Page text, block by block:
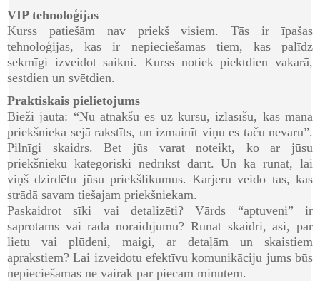
VIP tehnoloģijas
Kurss patiešām nav priekš visiem. Tās ir īpašas
tehnoloģijas, kas ir nepieciešamas tiem, kas palīdz
sekmīgi izveidot saikni. Kurss notiek piektdien vakarā,
sestdien un svētdien.
Praktiskais pielietojums
Bieži jautā: “Nu atnākšu es uz kursu, izlasīšu, kas mana
priekšnieka sejā rakstīts, un izmainīt viņu es taču nevaru”.
Pilnīgi skaidrs. Bet jūs varat noteikt, ko ar jūsu
priekšnieku kategoriski nedrīkst darīt. Un kā runāt, lai
viņš dzirdētu jūsu priekšlikumus. Karjeru veido tas, kas
strādā savam tiešajam priekšniekam.
Paskaidrot sīki vai detalizēti? Vārds “aptuveni” ir
saprotams vai rada noraidījumu? Runāt skaidri, asi, par
lietu vai plūdeni, maigi, ar detaļām un skaistiem
aprakstiem? Lai izveidotu efektīvu komunikāciju jums būs
nepieciešamas ne vairāk par piecām minūtēm.